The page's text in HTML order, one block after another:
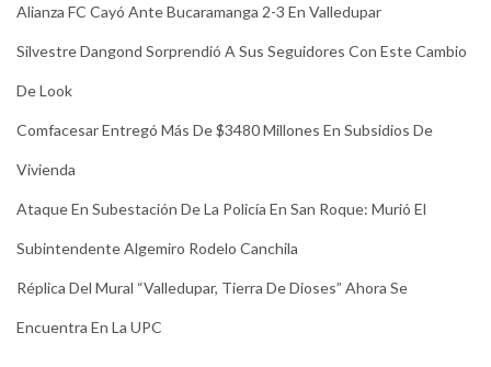
Alianza FC Cayó Ante Bucaramanga 2-3 En Valledupar
Silvestre Dangond Sorprendió A Sus Seguidores Con Este Cambio
De Look
Comfacesar Entregó Más De $3480 Millones En Subsidios De
Vivienda
Ataque En Subestación De La Policía En San Roque: Murió El
Subintendente Algemiro Rodelo Canchila
Réplica Del Mural “Valledupar, Tierra De Dioses” Ahora Se
Encuentra En La UPC